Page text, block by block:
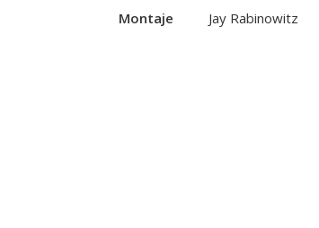
Montaje
Jay Rabinowitz